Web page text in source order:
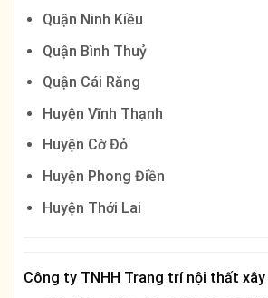
Quận Ninh Kiều
Quận Bình Thuỷ
Quận Cái Răng
Huyện Vĩnh Thạnh
Huyện Cờ Đỏ
Huyện Phong Điền
Huyện Thới Lai
Công ty TNHH Trang trí nội thất xây